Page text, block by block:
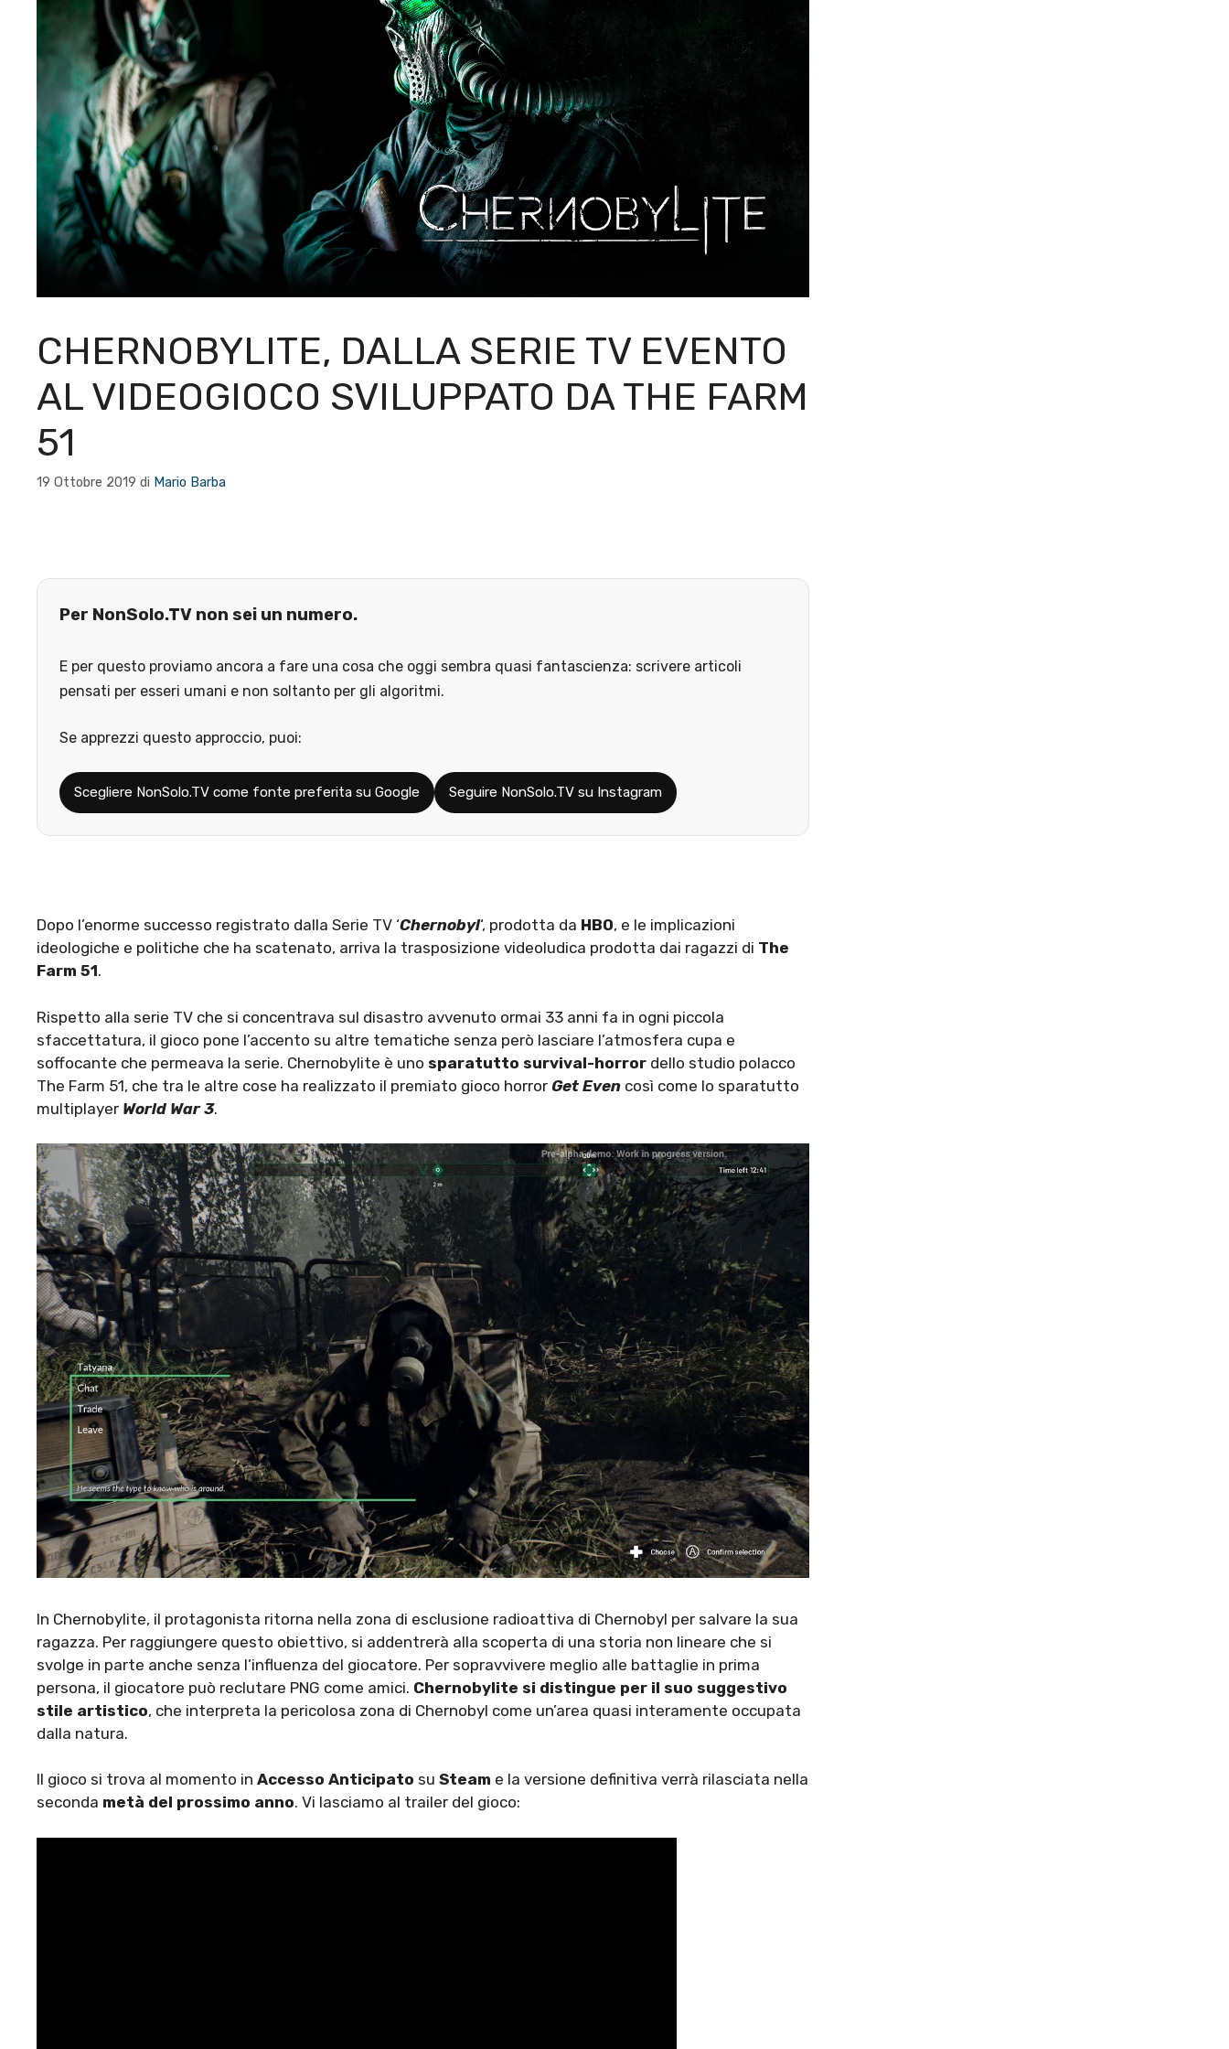
CHERNOBYLITE, DALLA SERIE TV EVENTO
AL VIDEOGIOCO SVILUPPATO DA THE FARM
51
19 Ottobre 2019 di Mario Barba
Per NonSolo.TV non sei un numero.
E per questo proviamo ancora a fare una cosa che oggi sembra quasi fantascienza: scrivere articoli
pensati per esseri umani e non soltanto per gli algoritmi.
Se apprezzi questo approccio, puoi:
Scegliere NonSolo.TV come fonte preferita su Google Seguire NonSolo.TV su Instagram
Dopo l’enorme successo registrato dalla Serie TV ‘Chernobyl‘, prodotta da HBO, e le implicazioni
ideologiche e politiche che ha scatenato, arriva la trasposizione videoludica prodotta dai ragazzi di The
Farm 51.
Rispetto alla serie TV che si concentrava sul disastro avvenuto ormai 33 anni fa in ogni piccola
sfaccettatura, il gioco pone l’accento su altre tematiche senza però lasciare l’atmosfera cupa e
soffocante che permeava la serie. Chernobylite è uno sparatutto survival-horror dello studio polacco
The Farm 51, che tra le altre cose ha realizzato il premiato gioco horror Get Even così come lo sparatutto
multiplayer World War 3.
In Chernobylite, il protagonista ritorna nella zona di esclusione radioattiva di Chernobyl per salvare la sua
ragazza. Per raggiungere questo obiettivo, si addentrerà alla scoperta di una storia non lineare che si
svolge in parte anche senza l’influenza del giocatore. Per sopravvivere meglio alle battaglie in prima
persona, il giocatore può reclutare PNG come amici. Chernobylite si distingue per il suo suggestivo
stile artistico, che interpreta la pericolosa zona di Chernobyl come un’area quasi interamente occupata
dalla natura.
Il gioco si trova al momento in Accesso Anticipato su Steam e la versione definitiva verrà rilasciata nella
seconda metà del prossimo anno. Vi lasciamo al trailer del gioco: